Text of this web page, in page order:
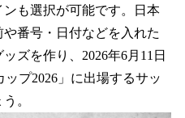
も選択が可能です。日本
番号・日付などを入れた
ズを作り、2026年6月11日
プ2026」に出場するサッ
。